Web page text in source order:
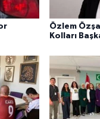
Özlem
Kolları